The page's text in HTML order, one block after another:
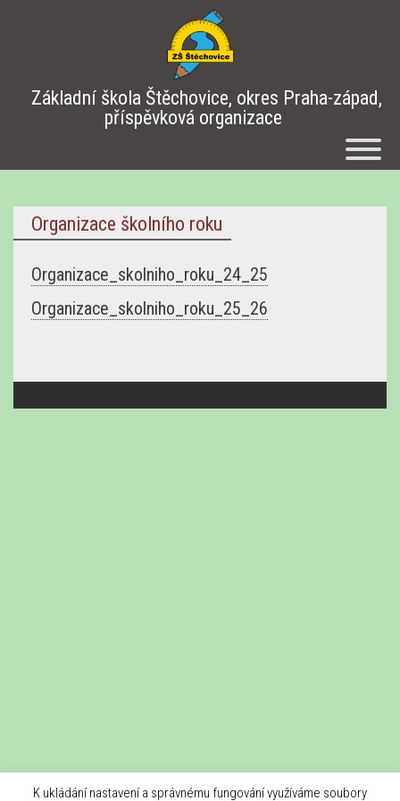
Základní škola Štěchovice, okres Praha-západ,
příspěvková organizace
Organizace školního roku
Organizace_skolniho_roku_24_25
Organizace_skolniho_roku_25_26
K ukládání nastavení a správnému fungování využíváme soubory